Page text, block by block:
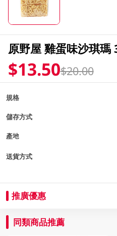
原野屋 雞蛋味沙琪瑪
$13.50$20.00
規格
儲存方式
產地
送貨方式
推廣優惠
同類商品推薦